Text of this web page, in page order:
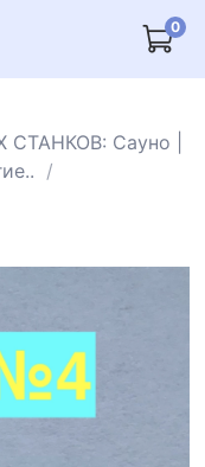
0
Сауно |